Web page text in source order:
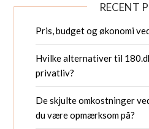
RECENT
Pris, budget og økonomi
Hvilke alternativer til
privatliv?
De skjulte omkostninger
du være opmærksom på?